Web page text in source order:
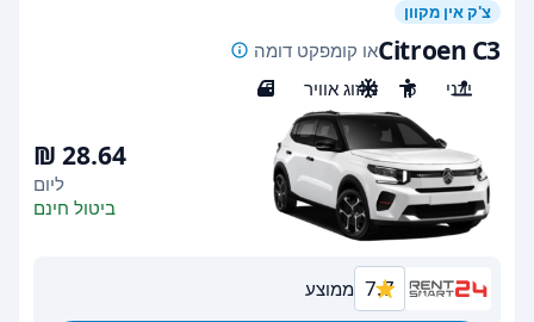
צ'ק אין מקוון
Citroen C3או קומפקט דומה
ידני
5 מיזוג אוויר 5
ליום
ביטול חינם
7.7 ממוצע